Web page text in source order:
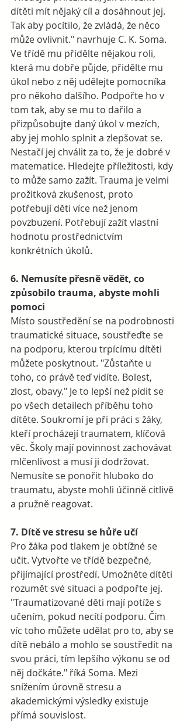
dítěti mít nějaký cíl a dosáhnout jej.
Tak aby pocítilo, že zvládá, že něco
může ovlivnit." navrhuje C. K. Soma.
Ve třídě mu přidělte nějakou roli,
která mu dobře půjde, přidělte mu
úkol nebo z něj udělejte pomocníka
pro někoho dalšího. Podpořte ho v
tom tak, aby se mu to dařilo a
přizpůsobujte daný úkol v mezích,
aby jej mohlo splnit a zlepšovat se.
Nestačí jej chválit za to, že je dobré v
matematice. Hledejte příležitosti, kdy
to může samo zažít. Trauma je velmi
prožitková zkušenost, proto
potřebují děti více než jenom
povzbuzení. Potřebují zažít vlastní
hodnotu prostřednictvím
konkrétních úkolů.
6. Nemusíte přesně vědět, co
způsobilo trauma, abyste mohli
pomoci
Místo soustředění se na podrobnosti
traumatické situace, soustřeďte se
na podporu, kterou trpícímu dítěti
můžete poskytnout. "Zůstaňte u
toho, co právě teď vidíte. Bolest,
zlost, obavy." Je to lepší než pídit se
po všech detailech příběhu toho
dítěte. Soukromí je při práci s žáky,
kteří procházejí traumatem, klíčová
věc. Školy mají povinnost zachovávat
mlčenlivost a musí ji dodržovat.
Nemusíte se ponořit hluboko do
traumatu, abyste mohli účinně citlivě
a pružně reagovat.
7. Dítě ve stresu se hůře učí
Pro žáka pod tlakem je obtížné se
učit. Vytvořte ve třídě bezpečné,
přijímající prostředí. Umožněte dítěti
rozumět své situaci a podpořte jej.
"Traumatizované děti mají potíže s
učením, pokud necítí podporu. Čím
víc toho můžete udělat pro to, aby se
dítě nebálo a mohlo se soustředit na
svou práci, tím lepšího výkonu se od
něj dočkáte." říká Soma. Mezi
snížením úrovně stresu a
akademickými výsledky existuje
přímá souvislost.